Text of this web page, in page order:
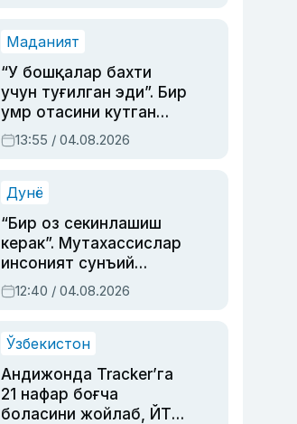
Маданият
“У бошқалар бахти
учун туғилган эди”. Бир
умр отасини кутган
актриса ва дубльяж
устаси Римма
синовларга тўла ҳаёти
13:55 / 04.08.2026
Дунё
“Бир оз секинлашиш
керак”. Мутахассислар
инсоният сунъий
интеллектни бошқара
олмай қолишидан
12:40 / 04.08.2026
Ўзбекистон
Андижонда Tracker’га
21 нафар боғча
боласини жойлаб, ЙТҲ